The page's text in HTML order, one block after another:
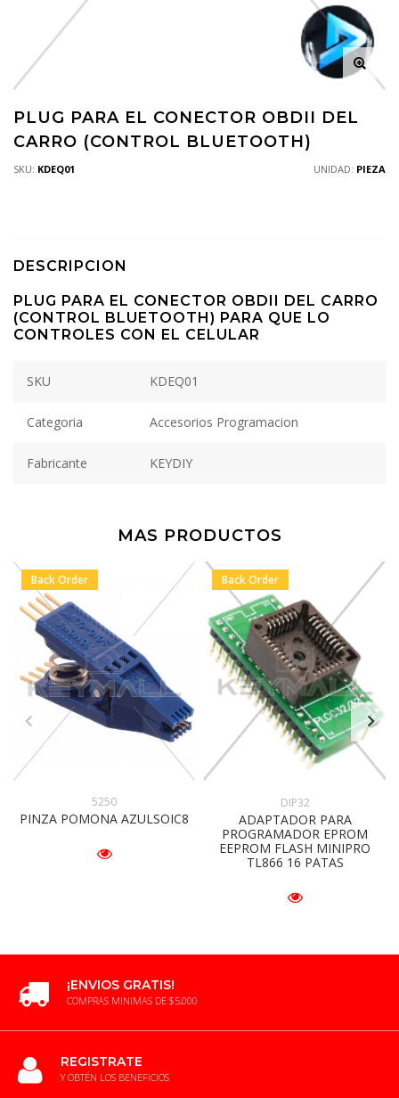
PLUG PARA EL CONECTOR OBDII DEL
CARRO (CONTROL BLUETOOTH)
SKU: KDEQ01 UNIDAD: PIEZA
DESCRIPCION
PLUG PARA EL CONECTOR OBDII DEL CARRO
(CONTROL BLUETOOTH) PARA QUE LO
CONTROLES CON EL CELULAR
SKU KDEQ01
Categoria Accesorios Programacion
Fabricante KEYDIY
MAS PRODUCTOS
Back Order
5250
PINZA POMONA AZULSOIC8
Back Order
DIP32
ADAPTADOR PARA
PROGRAMADOR EPROM
EEPROM FLASH MINIPRO
TL866 16 PATAS
¡ENVIOS GRATIS!
COMPRAS MINIMAS DE $5,000
REGISTRATE
Y OBTÉN LOS BENEFICIOS